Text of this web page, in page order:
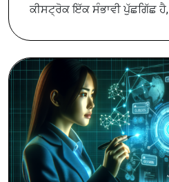
ਕੀਸਟ੍ਰੋਕ ਇੱਕ ਸੰਭਾਵੀ ਪੁੱਛਗਿੱਛ ਹੈ,